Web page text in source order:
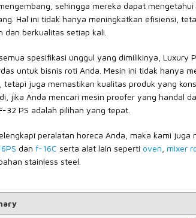
sehingga mereka dapat
Hal ini tidak hanya meningkatkan efisiensi,
dan berkualitas setiap kali.
spesifikasi unggul yang dimilikinya, Luxury
untuk bisnis roti Anda. Mesin ini tidak hanya
tetapi juga memastikan kualitas produk yang
jika Anda mencari mesin proofer yang handal
32 PS adalah pilihan yang tepat.
peralatan horeca Anda, maka kami
dan f-16C serta alat lain seperti oven mixer
stainless steel.